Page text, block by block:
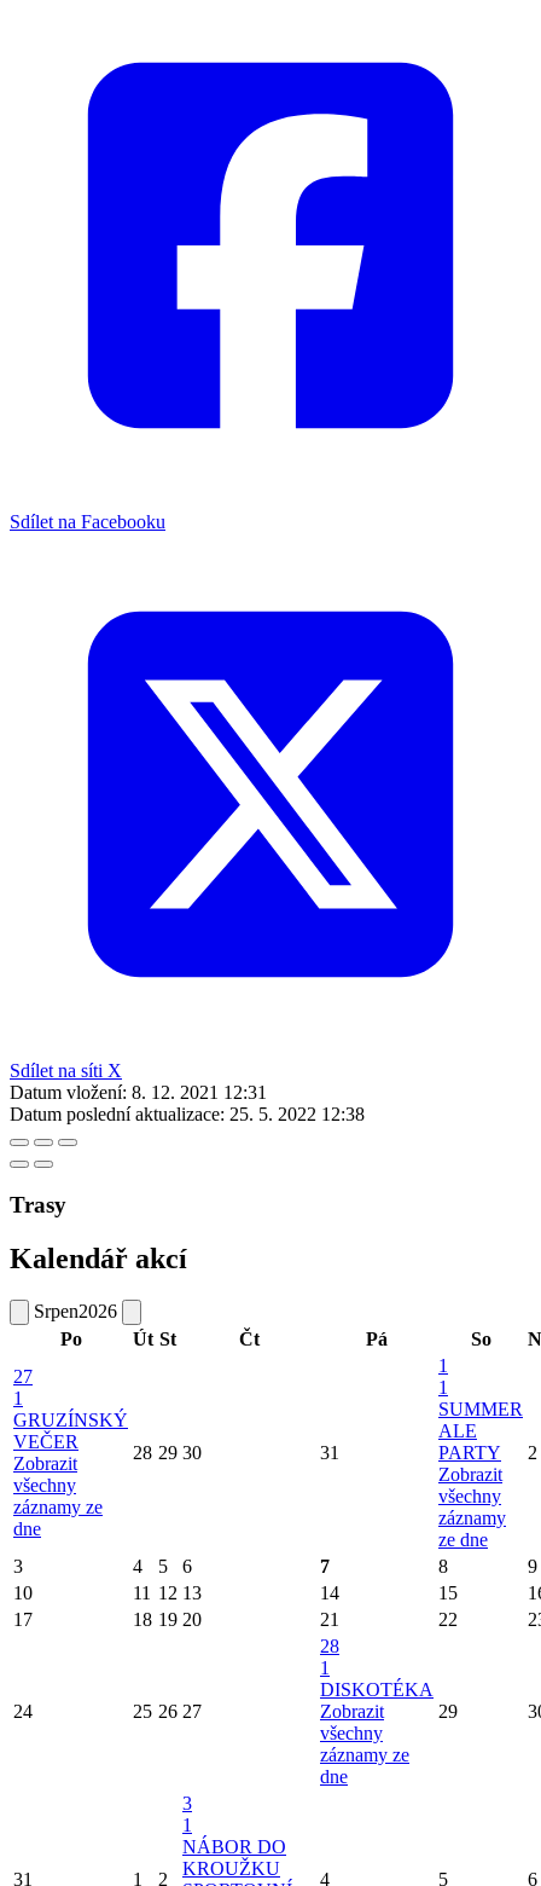
Sdílet na Facebooku
Sdílet na síti X
Datum vložení: 8. 12. 2021 12:31
Datum poslední aktualizace: 25. 5. 2022 12:38
Trasy
Kalendář akcí
Srpen2026
Po
Út St Čt Pá So
27
1
GRUZÍNSKÝ
VEČER
Zobrazit
všechny
záznamy ze
dne
28 29 30 31
1
1
SUMMER
ALE
PARTY
Zobrazit
všechny
záznamy
ze dne
2
3 4 5 6 7 8
9
10
11 12 13 14 15
17
18 19 20 21 22
24 25 26 27
28
1
DISKOTÉKA
Zobrazit
všechny
záznamy ze
dne
29
31 1 2
3
1
NÁBOR DO
KROUŽKU
4 5 6